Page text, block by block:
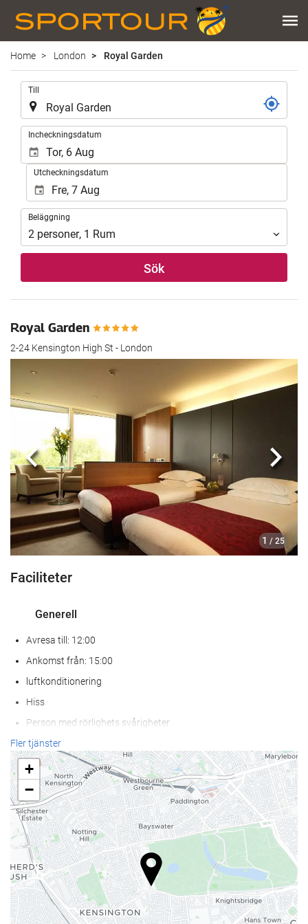
Home London Royal Garden
Till
Incheckningsdatum
Utcheckningsdatum
Beläggning
Beläggning
2 personer, 1 Rum
Sök
Royal Garden
2-24 Kensington High St - London
1 / 25
Föregående
Faciliteter
Generell
Avresa till: 12:00
Ankomst från: 15:00
luftkonditionering
Hiss
Person med rörlighets svårigheter
Rökfria rum
Husdjur ej tillåtna
Hälsa
Spa
Bastu
Massage
Frisör
gym
Fler tjänster
+
−